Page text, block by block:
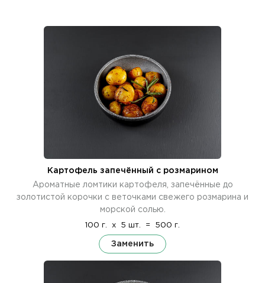
Картофель запечённый с розмарином
Ароматные ломтики картофеля, запечённые до
золотистой корочки с веточками свежего розмарина и
морской солью.
100 г. x 5 шт. = 500 г.
Заменить